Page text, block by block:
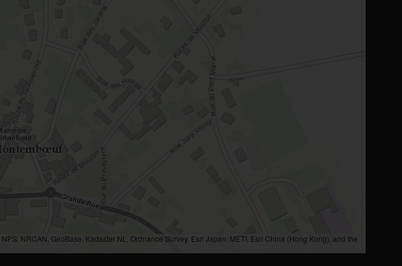
NRCAN, GeoBase, Kadaster NL, Ordnance Survey, Esri Japan, METI, Esri China (Hong Kong), and the